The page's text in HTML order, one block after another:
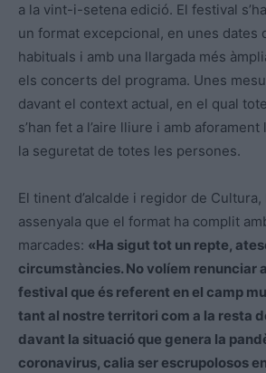
a la vint-i-setena edició. El festival
un format excepcional, en unes dates
habituals i amb una llargada més
els concerts del programa. Unes
davant el context actual, en el qual
s’han fet a l’aire lliure i amb
la seguretat de totes les persones.
El tinent d’alcalde i regidor de Cultura,
assenyala que el format ha complit
marcades: «Ha sigut tot un repte,
circumstàncies. No volíem renunciar
festival que és referent en el camp
tant al nostre territori com a la resta
davant la situació que genera la
coronavirus, calia ser escrupolosos